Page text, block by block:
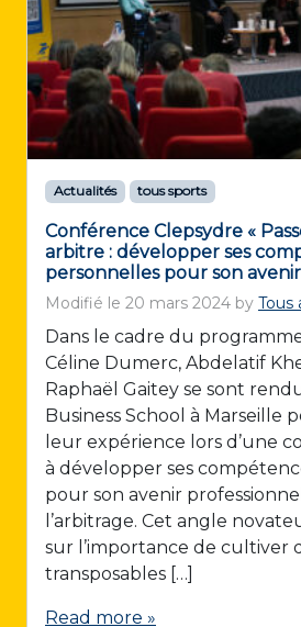
Actualités tous sports
Conférence Clepsydre «
arbitre : développer ses
personnelles pour son
Modifié le 20 mars 2024 by Tous
Dans le cadre du
Céline Dumerc, Abdelatif
Raphaël Gaitey se sont
Business School à Marseille
leur expérience lors d’une
à développer ses
pour son avenir
l’arbitrage. Cet angle
sur l’importance de cultiver
transposables […]
Read more »